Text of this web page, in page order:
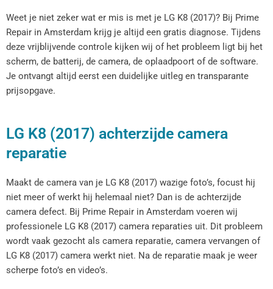
Weet je niet zeker wat er mis is met je LG K8 (2017)? Bij Prime
Repair in Amsterdam krijg je altijd een gratis diagnose. Tijdens
deze vrijblijvende controle kijken wij of het probleem ligt bij het
scherm, de batterij, de camera, de oplaadpoort of de software.
Je ontvangt altijd eerst een duidelijke uitleg en transparante
prijsopgave.
LG K8 (2017) achterzijde camera
reparatie
Maakt de camera van je LG K8 (2017) wazige foto’s, focust hij
niet meer of werkt hij helemaal niet? Dan is de achterzijde
camera defect. Bij Prime Repair in Amsterdam voeren wij
professionele LG K8 (2017) camera reparaties uit. Dit probleem
wordt vaak gezocht als camera reparatie, camera vervangen of
LG K8 (2017) camera werkt niet. Na de reparatie maak je weer
scherpe foto’s en video’s.